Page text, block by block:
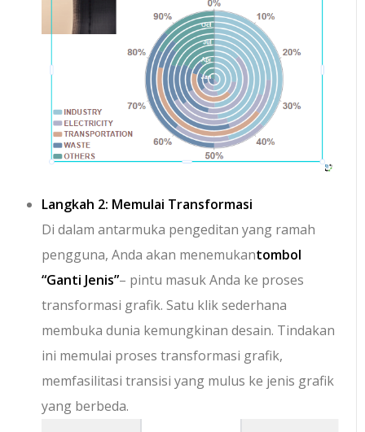
Langkah 2: Memulai Transformasi
Di dalam antarmuka pengeditan yang ramah
pengguna, Anda akan menemukantombol
“Ganti Jenis”– pintu masuk Anda ke proses
transformasi grafik. Satu klik sederhana
membuka dunia kemungkinan desain. Tindakan
ini memulai proses transformasi grafik,
memfasilitasi transisi yang mulus ke jenis grafik
yang berbeda.